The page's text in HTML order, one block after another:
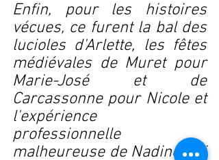
Enfin, pour les histoires
vécues, ce furent la bal des
lucioles d'Arlette, les fêtes
médiévales de Muret pour
Marie-José et de
Carcassonne pour Nicole et
l'expérience
professionnelle
malheureuse de Nadine qui